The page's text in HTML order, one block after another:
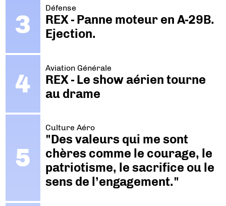
Défense
REX - Panne moteur en A-29B.
Ejection.
Aviation Générale
REX - Le show aérien tourne
au drame
Culture Aéro
"Des valeurs qui me sont
chères comme le courage, le
patriotisme, le sacrifice ou le
sens de l’engagement."